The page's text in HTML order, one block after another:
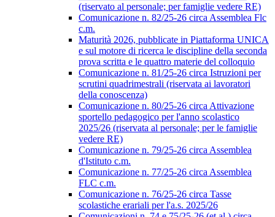
(riservato al personale; per famiglie vedere RE)
Comunicazione n. 82/25-26 circa Assemblea Flc
c.m.
Maturità 2026, pubblicate in Piattaforma UNICA
e sul motore di ricerca le discipline della seconda
prova scritta e le quattro materie del colloquio
Comunicazione n. 81/25-26 circa Istruzioni per
scrutini quadrimestrali (riservata ai lavoratori
della conoscenza)
Comunicazione n. 80/25-26 circa Attivazione
sportello pedagogico per l'anno scolastico
2025/26 (riservata al personale; per le famiglie
vedere RE)
Comunicazione n. 79/25-26 circa Assemblea
d'Istituto c.m.
Comunicazione n. 77/25-26 circa Assemblea
FLC c.m.
Comunicazione n. 76/25-26 circa Tasse
scolastiche erariali per l'a.s. 2025/26